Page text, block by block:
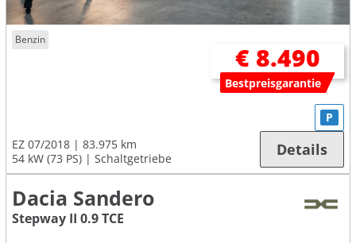
Benzin
€ 8.490
Bestpreisgarantie
EZ 07/2018
83.975 km
54 kW (73 PS)
Schaltgetriebe
P
Details
Dacia Sandero
Stepway II 0.9 TCE